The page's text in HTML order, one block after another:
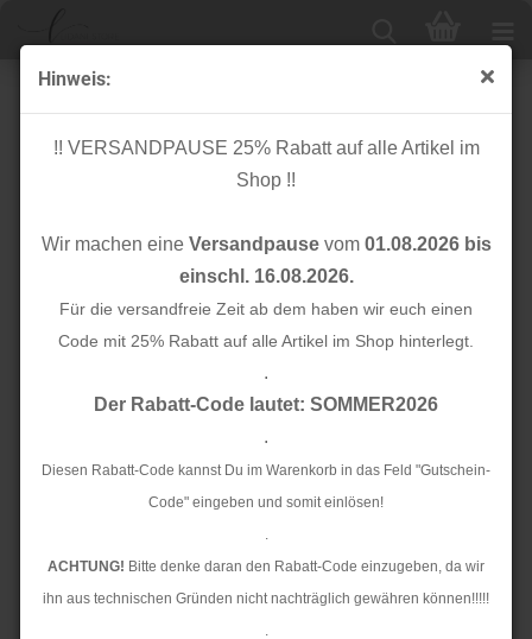
Hinweis:
!! VERSANDPAUSE 25% Rabatt auf alle Artikel im
Shop !!
Wir machen eine Versandpausevom 01.08.2026 bis
einschl. 16.08.2026.
Für die versandfreie Zeit ab dem haben wir euch einen
Code mit 25% Rabatt auf alle Artikel im Shop hinterlegt.
.
Der Rabatt-Code lautet: SOMMER2026
.
Diesen Rabatt-Code kannst Du im Warenkorb in das Feld "Gutschein-
Code" eingeben und somit einlösen!
.
ACHTUNG! Bitte denke daran den Rabatt-Code einzugeben, da wir
ihn aus technischen Gründen nicht nachträglich gewähren können!!!!!
.
Bio Jacquard - Rainbows - rosa - Col. 02 - Life Loves
You - Hamburger Liebe - Albstoffe